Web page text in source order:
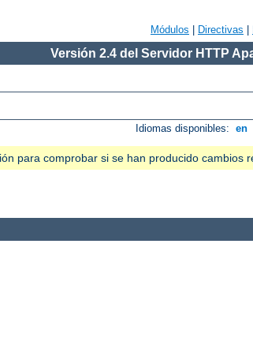
Módulos Directivas
Versión 2.4 del Servidor HTTP
Idiomas disponibles: en
para comprobar si se han producido cambios